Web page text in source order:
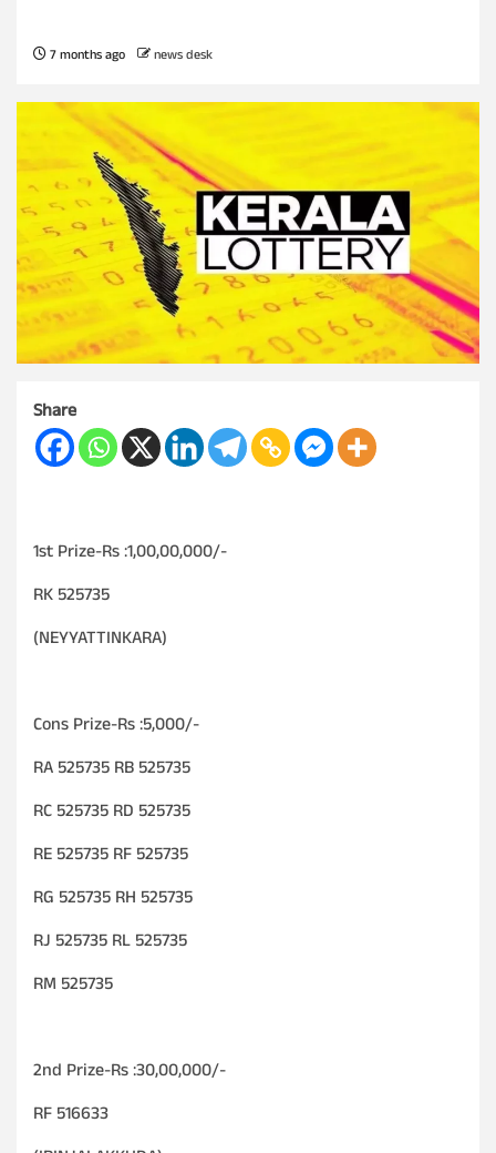
7 months ago news desk
Share
1st Prize-Rs :1,00,00,000/-
RK 525735
(NEYYATTINKARA)
Cons Prize-Rs :5,000/-
RA 525735 RB 525735
RC 525735 RD 525735
RE 525735 RF 525735
RG 525735 RH 525735
RJ 525735 RL 525735
RM 525735
2nd Prize-Rs :30,00,000/-
RF 516633